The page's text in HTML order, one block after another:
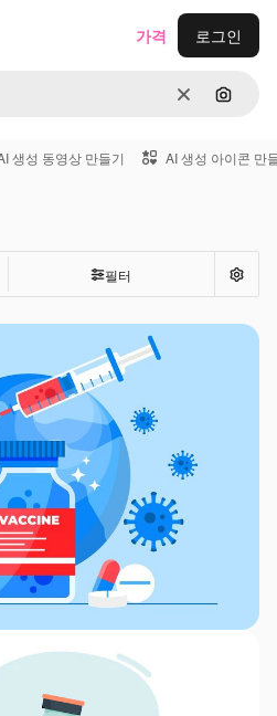
지우기이미지
가격 로그인
생성 동영상 만들기 AI 생성 아이콘 만
필터